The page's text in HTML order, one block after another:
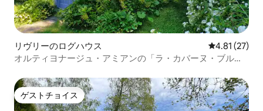
リヴリーのログハウス レビュー27
4.81 (27)
オルティヨナージュ・アミアンの「ラ・カバーヌ・ブル
ゲストチョイス
ゲストチョイス